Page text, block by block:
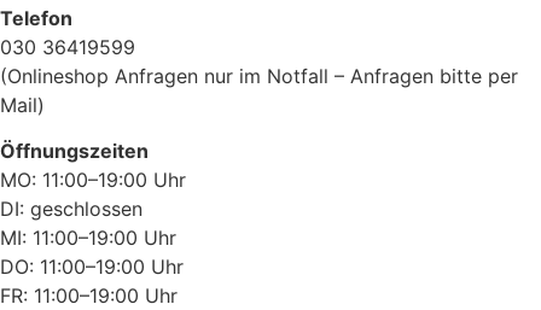
Telefon
030 36419599
(Onlineshop Anfragen nur im Notfall – Anfragen bitte per
Mail)
Öffnungszeiten
MO: 11:00–19:00 Uhr
DI: geschlossen
MI: 11:00–19:00 Uhr
DO: 11:00–19:00 Uhr
FR: 11:00–19:00 Uhr